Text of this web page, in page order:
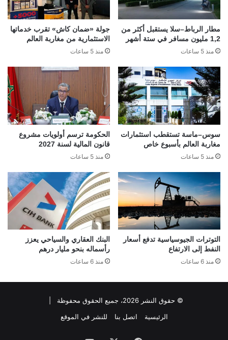
مطار الرباط–سلا يستقبل أكثر من
1,2 مليون مسافر في ستة أشهر
منذ 5 ساعات
جولة «ضمان كاش» تقرب خدماتها
الاستثمارية من مغاربة العالم
منذ 5 ساعات
سوس–ماسة تستقطب استثمارات
مغاربة العالم بأسبوع خاص
منذ 5 ساعات
الحكومة ترسم أولويات مشروع
قانون المالية لسنة 2027
منذ 5 ساعات
التوترات الجيوسياسية تدفع أسعار
النفط إلى الارتفاع
منذ 6 ساعات
البنك العقاري والسياحي يعزز
رأسماله بنحو مليار درهم
منذ 6 ساعات
© حقوق النشر 2026، جميع الحقوق محفوظة |
الرئيسية
اتصل بنا للنشر في الموقع